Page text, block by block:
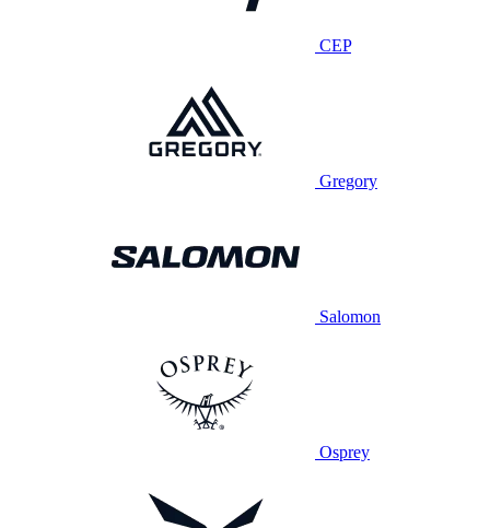
CEP
Gregory
Salomon
Osprey